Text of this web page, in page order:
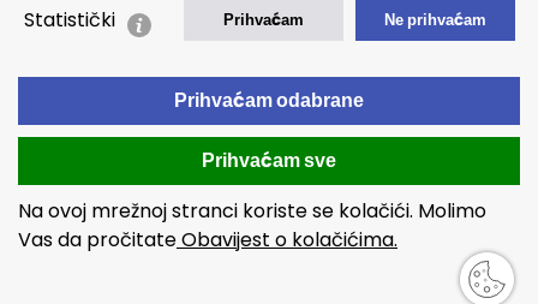
Statistički Prihvaćam Ne prihvaćam
Prihvaćam odabrane
Prihvaćam sve
Na ovoj mrežnoj stranci koriste se kolačići. Molimo
Vas da pročitateObavijest o kolačićima.
🢒 Izvještaji
🢒 Izjava o pristupačnosti
Copyright © 2026 MCDRVU